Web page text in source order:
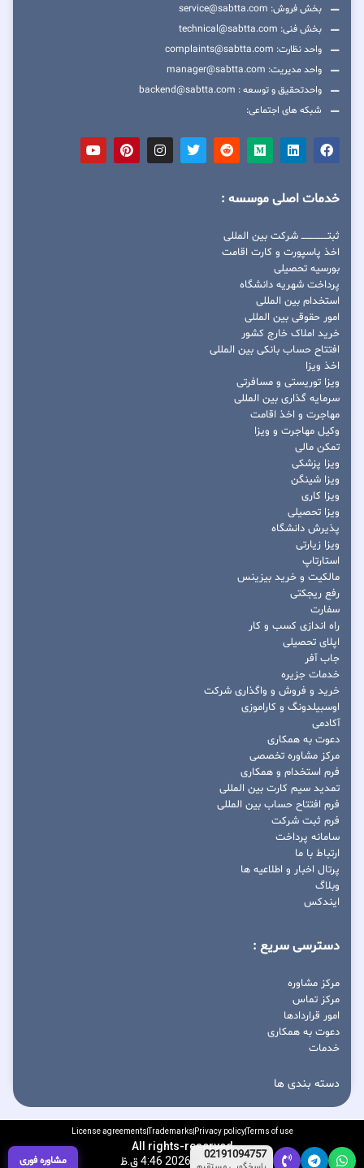
بخش فروش: service@sabtta.com
بخش فنی: technical@sabtta.com
واحد نظارت: complaints@sabtta.com
واحد مدیریت: manager@sabtta.com
واحدتحقیق و توسعه : backend@sabtta.com
شبکه های اجتماعی:
خدمات اصلی موسسه :
ثبتــــــــــــــــ شرکت بین المللی
اخذ پاسپورت و کارت اقامت
بورسیه تحصیلی
پرداخت شهریه دانشگاه
استخدام بین المللی
امور حقوقی بین المللی
خرید املاک خارج کشور
افتتاح حساب بانکی بین المللی
اخذ ویزا
ویزا توریستی و مسافرتی
سرمایه گذاری بین المللی
مهاجرت و اخذ اقامت
وکیل مهاجرت و ویزا
تمکن مالی
ویزا پزشکی
ویزا شینگن
ویزا کاری
ویزا تحصیلی
پذیرش دانشگاه
ویزا زیارتی
استارتاپ
مالکیت و خرید بیزینس
رفع ریجکتی
سفارت
راه اندازی کسب و کار
اپلای تحصیلی
جاب آفر
خدمات جزیره
خرید و فروش و واگذاری شرکت
اوسبیلدونگ و کاراموزی
آکادمی
دعوت به همکاری
مرکز مشاوره تخصصی
فرم استخدام و همکاری
تمدید سیم کارت بین المللی
فرم افتتاح حساب بین المللی
فرم ثبت شرکت
سامانه پرداخت
ارتباط با ما
پرتال اخبار و اطلاعیه ها
وبلاگ
ایندکس
دسترسی سریع :
مرکز مشاوره
مرکز تماس
امور قراردادها
دعوت به همکاری
خدمات
دسته بندی ها
Terms of use
Privacy policy
Trademarks
License agreements
All rights-reserved
آگوست 10, 2026 4:46 ق.ظ
02191094757 مشاوره فوری